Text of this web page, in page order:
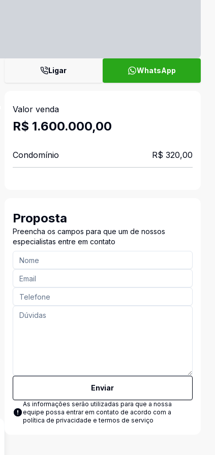
Ligar WhatsApp
Valor venda
R$ 1.600.000,00
Condomínio R$ 320,00
Proposta
Preencha os campos para que um de nossos
especialistas entre em contato
Enviar
As informações serão utilizadas para que a nossa
equipe possa entrar em contato de acordo com a
política de privacidade e termos de serviço